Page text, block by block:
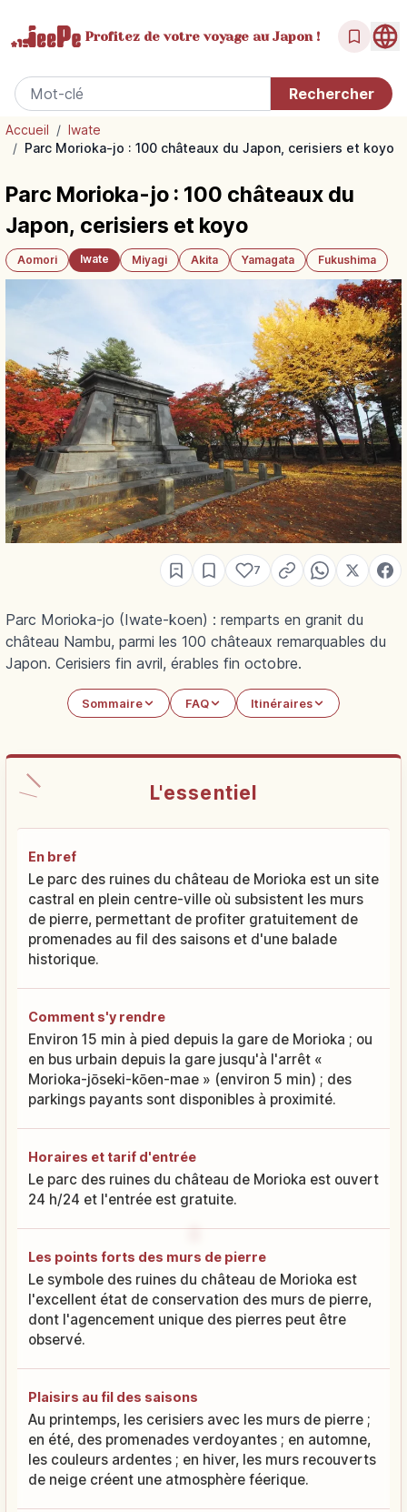
Profitez de votrevoyage au Japon !
Accueil / Iwate
/ Parc Morioka-jo : 100 châteaux du Japon, cerisiers et koyo
Parc Morioka-jo : 100 châteaux du
Japon, cerisiers et koyo
Aomori Iwate Miyagi Akita Yamagata Fukushima
7
Parc Morioka-jo (Iwate-koen) : remparts en granit du
château Nambu, parmi les 100 châteaux remarquables du
Japon. Cerisiers fin avril, érables fin octobre.
Sommaire FAQ Itinéraires
L'essentiel
En bref
Le parc des ruines du château de Morioka est un site
castral en plein centre-ville où subsistent les murs
de pierre, permettant de profiter gratuitement de
promenades au fil des saisons et d'une balade
historique.
Comment s'y rendre
Environ 15 min à pied depuis la gare de Morioka ; ou
en bus urbain depuis la gare jusqu'à l'arrêt «
Morioka-jōseki-kōen-mae » (environ 5 min) ; des
parkings payants sont disponibles à proximité.
Horaires et tarif d'entrée
Le parc des ruines du château de Morioka est ouvert
24 h/24 et l'entrée est gratuite.
Les points forts des murs de pierre
Le symbole des ruines du château de Morioka est
l'excellent état de conservation des murs de pierre,
dont l'agencement unique des pierres peut être
observé.
Plaisirs au fil des saisons
Au printemps, les cerisiers avec les murs de pierre ;
en été, des promenades verdoyantes ; en automne,
les couleurs ardentes ; en hiver, les murs recouverts
de neige créent une atmosphère féerique.